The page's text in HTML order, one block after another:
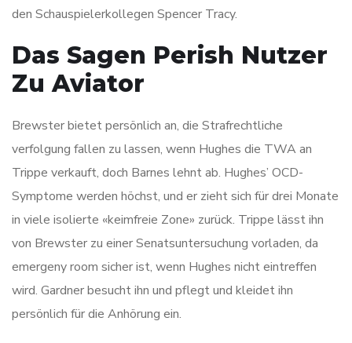
den Schauspielerkollegen Spencer Tracy.
Das Sagen Perish Nutzer
Zu Aviator
Brewster bietet persönlich an, die Strafrechtliche
verfolgung fallen zu lassen, wenn Hughes die TWA an
Trippe verkauft, doch Barnes lehnt ab. Hughes’ OCD-
Symptome werden höchst, und er zieht sich für drei Monate
in viele isolierte «keimfreie Zone» zurück. Trippe lässt ihn
von Brewster zu einer Senatsuntersuchung vorladen, da
emergeny room sicher ist, wenn Hughes nicht eintreffen
wird. Gardner besucht ihn und pflegt und kleidet ihn
persönlich für die Anhörung ein.